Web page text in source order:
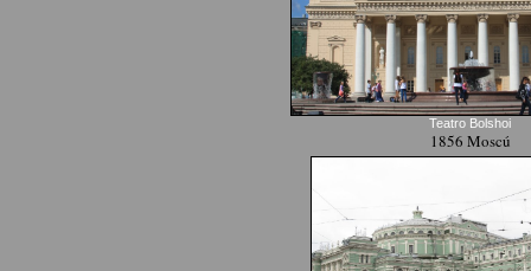
Teatro Bolshoi
1856 Moscú